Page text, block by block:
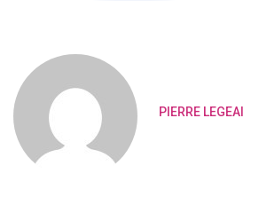
PIERRE LEGEAI